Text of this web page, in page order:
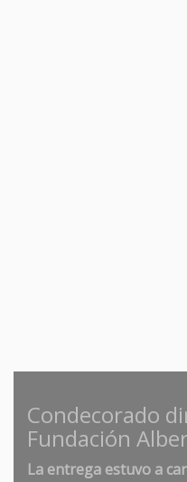
Condecorado
Fundación
La entrega estuvo a